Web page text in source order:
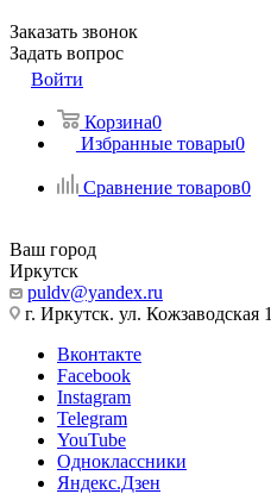
Заказать звонок
Задать вопрос
Войти
Корзина0
Избранные товары0
Сравнение товаров0
Ваш город
Иркутск
puldv@yandex.ru
г. Иркутск. ул. Кожзаводская 1
Вконтакте
Facebook
Instagram
Telegram
YouTube
Одноклассники
Яндекс.Дзен